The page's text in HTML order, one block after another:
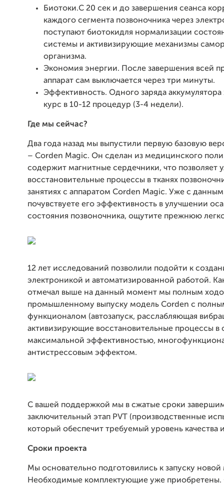
Биотоки.С 20 сек и до завершения сеанса
каждого сегмента позвоночника через
поступают биотокидля нормализации
системы и активизирующие механизмы
организма.
Экономия энергии. После завершения всей
аппарат сам выключается через три минуты.
Эффективность. Одного заряда аккумулятора
курс в 10-12 процедур (3-4 недели).
Где мы сейчас?
Два года назад мы выпустили первую базовую
– Corden Magic. Он сделан из медицинского
содержит магнитные сердечники, что позволяет
восстановительные процессы в тканях
занятиях с аппаратом Corden Magic. Уже с
почувствуете его эффективность в улучшении
состояния позвоночника, ощутите прежнюю
12 лет исследований позволили подойти к
электроникой и автоматизированной работой.
отмечал выше на данный момент мы полным
промышленному выпуску модель Corden с
функционалом (автозапуск, расслабляющая
активизирующие восстановительные процессы в
максимальной эффективностью,
антистрессовым эффектом.
С вашей поддержкой мы в сжатые сроки
заключительный этап PVT (производственные
который обеспечит требуемый уровень качества
Сроки проекта
Мы основательно подготовились к запуску
Необходимые комплектующие уже приобретены.